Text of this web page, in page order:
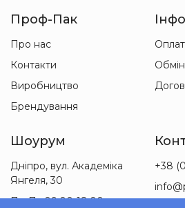
Проф-Пак
Про нас
Контакти
Виробництво
Брендування
Шоурум
Дніпро, вул. Академіка
Янгеля, 30
Пн-Пт 09:00-18:00
+38